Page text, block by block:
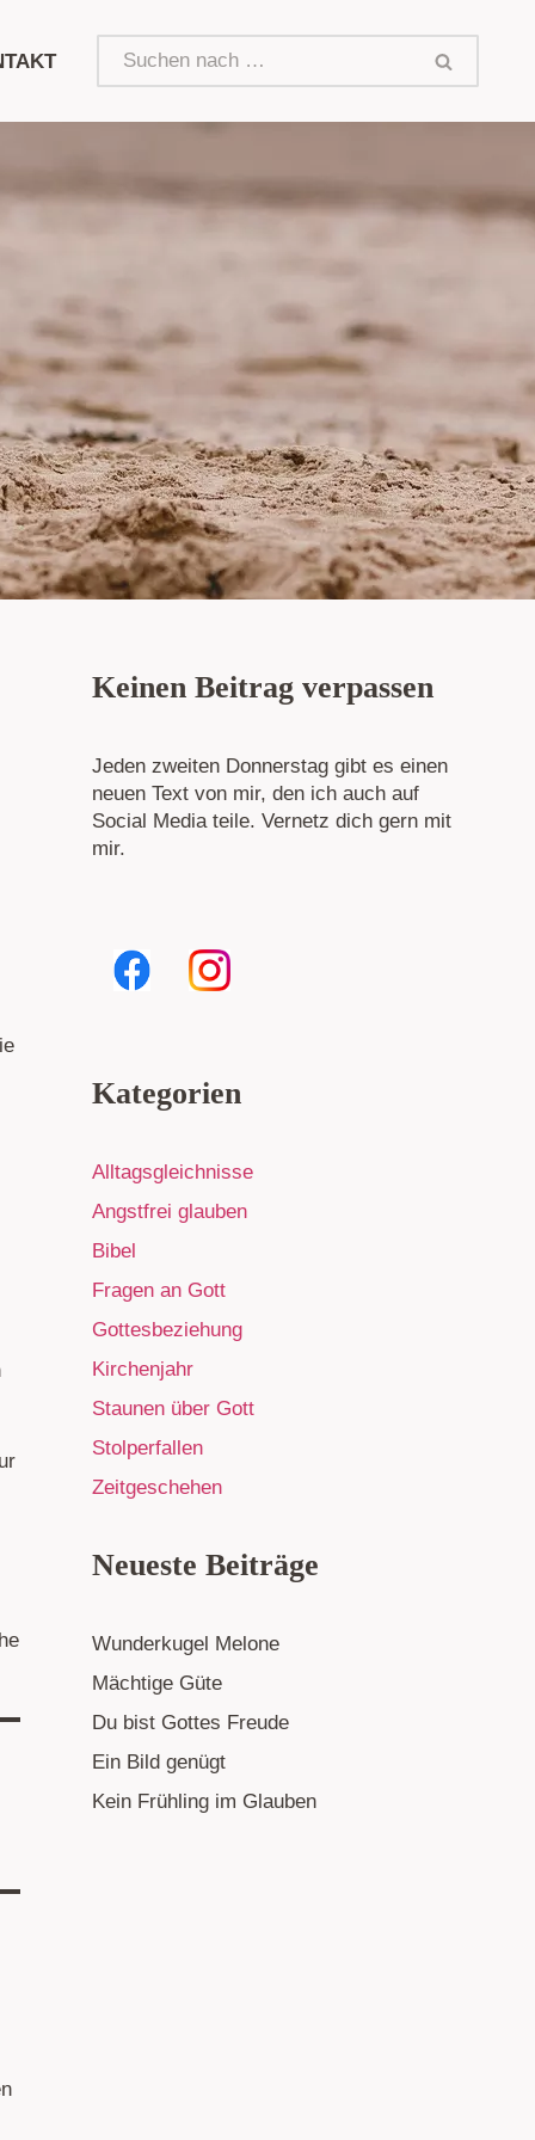
Keinen Beitrag verpassen
Jeden zweiten Donnerstag gibt es einen
neuen Text von mir, den ich auch auf
Social Media teile. Vernetz dich gern mit
mir.
Kategorien
Alltagsgleichnisse
Angstfrei glauben
Bibel
Fragen an Gott
Gottesbeziehung
Kirchenjahr
Staunen über Gott
Stolperfallen
Zeitgeschehen
Neueste Beiträge
Wunderkugel Melone
Mächtige Güte
Du bist Gottes Freude
Ein Bild genügt
Kein Frühling im Glauben